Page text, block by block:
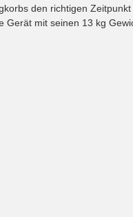
den richtigen
Gerät mit seinen 13 kg